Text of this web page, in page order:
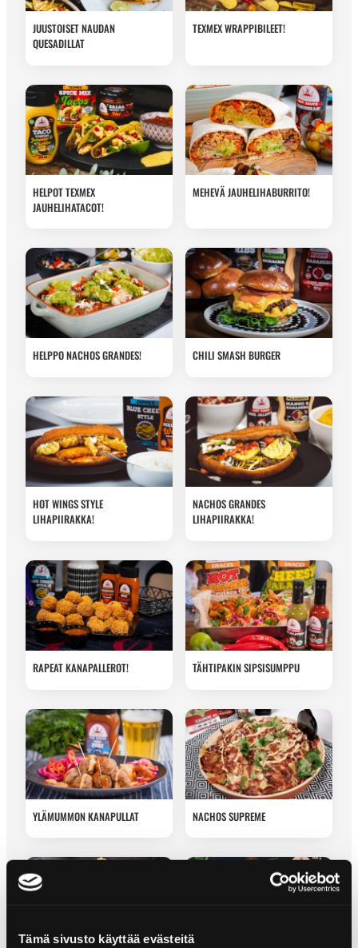
Tämä sivusto käyttää evästeitä
JUUSTOISET NAUDAN
QUESADILLAT
TEXMEX WRAPPIBILEET!
HELPOT TEXMEX
JAUHELIHATACOT!
MEHEVÄ JAUHELIHABURRITO!
HELPPO NACHOS GRANDES! CHILI SMASH BURGER
HOT WINGS STYLE
LIHAPIIRAKKA!
NACHOS GRANDES
LIHAPIIRAKKA!
RAPEAT KANAPALLEROT! TÄHTIPAKIN SIPSISUMPPU
YLÄMUMMON KANAPULLAT NACHOS SUPREME